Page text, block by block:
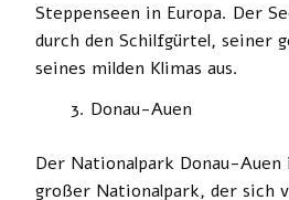
Steppenseen in Europa. Der
durch den Schilfgürtel, seiner
seines milden Klimas aus.
Donau-Auen
Der Nationalpark Donau-
großer Nationalpark, der sich